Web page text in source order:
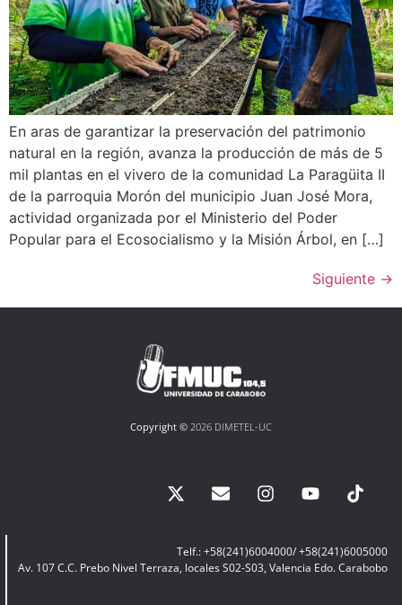
En aras de garantizar la preservación del patrimonio
natural en la región, avanza la producción de más de 5
mil plantas en el vivero de la comunidad La Paragüita II
de la parroquia Morón del municipio Juan José Mora,
actividad organizada por el Ministerio del Poder
Popular para el Ecosocialismo y la Misión Árbol, en […]
Siguiente →
Copyright © 2026 DIMETEL-UC
Telf.: +58(241)6004000/ +58(241)6005000
Av. 107 C.C. Prebo Nivel Terraza, locales S02-S03, Valencia Edo. Carabobo